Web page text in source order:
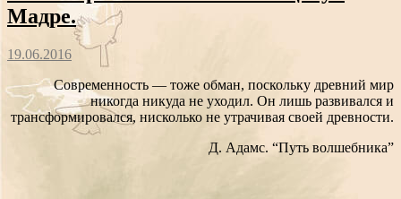
Мадре.
19.06.2016
Современность — тоже обман, поскольку древний мир
никогда никуда не уходил. Он лишь развивался и
трансформировался, нисколько не утрачивая своей древности.
Д. Адамс. “Путь волшебника”